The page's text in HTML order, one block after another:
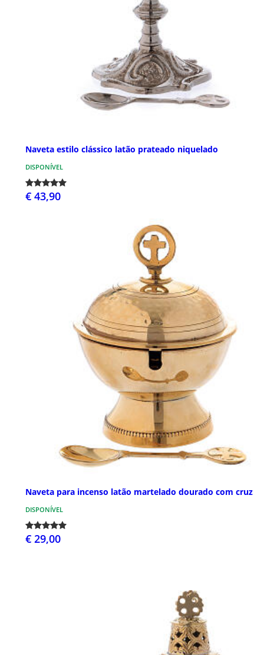
Naveta estilo clássico latão prateado niquelado
DISPONÍVEL
€ 43,90
Naveta para incenso latão martelado dourado com cruz
DISPONÍVEL
€ 29,00